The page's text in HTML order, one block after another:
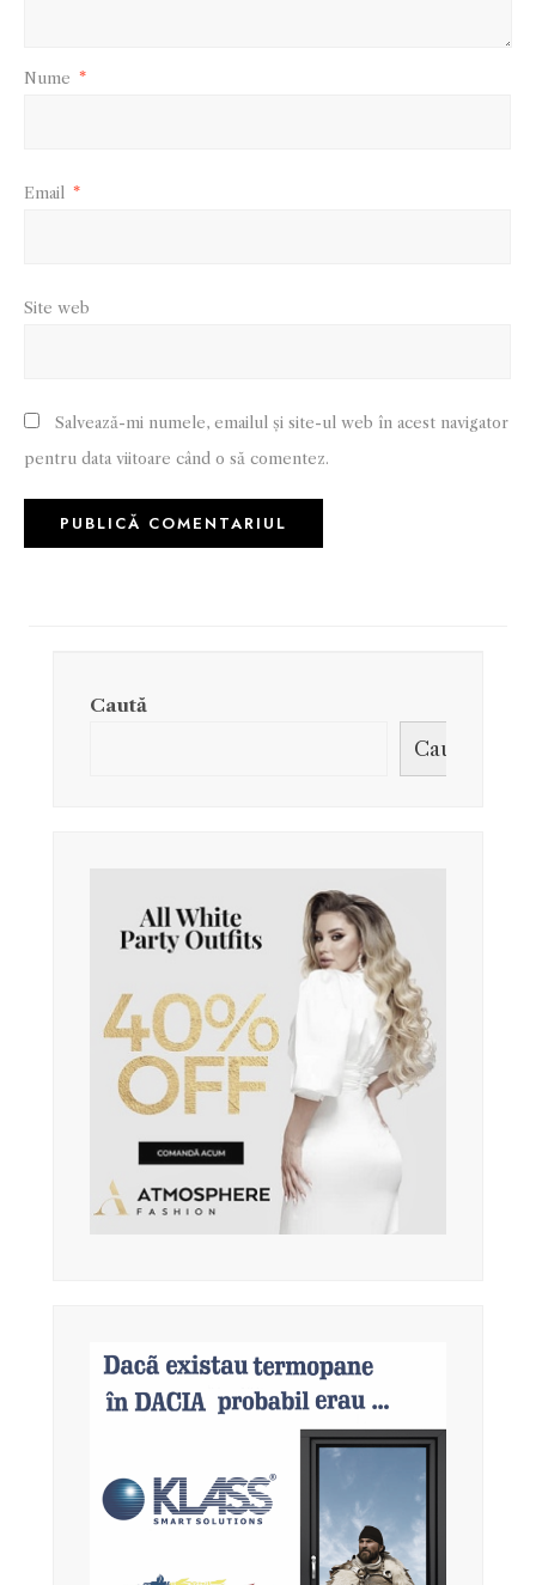
Nume *
Email *
Site web
Salvează-mi numele, emailul și site-ul web în acest navigator
pentru data viitoare când o să comentez.
Caută
Caută